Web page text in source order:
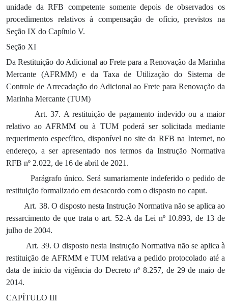
unidade da RFB competente somente depois de observados os
procedimentos relativos à compensação de ofício, previstos na
Seção IX do Capítulo V.
Seção XI
Da Restituição do Adicional ao Frete para a Renovação da Marinha
Mercante (AFRMM) e da Taxa de Utilização do Sistema de
Controle de Arrecadação do Adicional ao Frete para Renovação da
Marinha Mercante (TUM)
Art. 37. A restituição de pagamento indevido ou a maior
relativo ao AFRMM ou à TUM poderá ser solicitada mediante
requerimento específico, disponível no site da RFB na Internet, no
endereço, a ser apresentado nos termos da Instrução Normativa
RFB nº 2.022, de 16 de abril de 2021.
Parágrafo único. Será sumariamente indeferido o pedido de
restituição formalizado em desacordo com o disposto no caput.
Art. 38. O disposto nesta Instrução Normativa não se aplica ao
ressarcimento de que trata o art. 52-A da Lei nº 10.893, de 13 de
julho de 2004.
Art. 39. O disposto nesta Instrução Normativa não se aplica à
restituição de AFRMM e TUM relativa a pedido protocolado até a
data de início da vigência do Decreto nº 8.257, de 29 de maio de
2014.
CAPÍTULO III